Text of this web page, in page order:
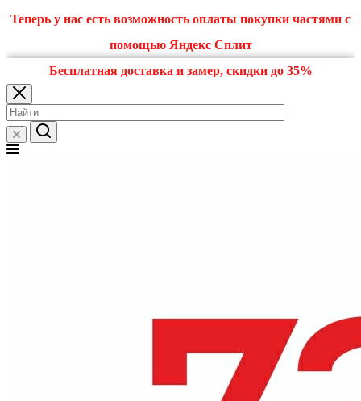
Теперь у нас есть возможность оплаты покупки частями с
помощью Яндекс Сплит
Бесплатная доставка и замер, скидки до 35%